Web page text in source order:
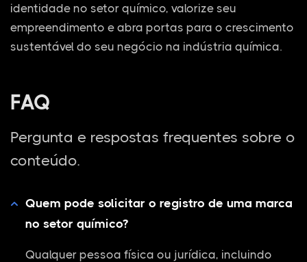
identidade no setor químico, valorize seu
empreendimento e abra portas para o crescimento
sustentável do seu negócio na indústria química.
FAQ
Pergunta e respostas frequentes sobre o
conteúdo.
Quem pode solicitar o registro de uma marca
no setor químico?
Qualquer pessoa física ou jurídica, incluindo